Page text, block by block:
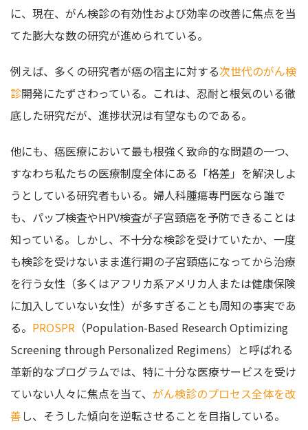
に、現在、がん検診の有効性および効率の改善に焦点を当
てた膨大な数の研究が進められている。
例えば、多くの研究者が癌の宿主に対する次世代のがん検
診開発にたずさわっている。これは、忍耐と根気のいる徹
底した研究だが、進捗状況は有望なものである。
他にも、癌医療において最も根強く致命的な問題の一つ、
すなわち私たちの医療制度全体にある「格差」を解決しよ
うとしている研究者もいる。婦人科腫瘍専門医なら誰で
も、パップ検査やHPV検査が子宮頸癌を予防できることは
知っている。しかし、不十分な検診を受けていたか、一度
も検診を受けないまま進行期の子宮頸癌になってから治療
を行う女性（多くはアフリカ系アメリカ人または健康保険
に加入していない女性）が多すぎることも周知の事実であ
る。 PROSPR （Population-Based Research Optimizing
Screening through Personalized Regimens）と呼ばれる
革新的なプログラムでは、特に十分な医療サービスを受け
ていない人々に焦点を当て、 がん検診のプロセス全体を改
善し、そうした傾向を逆転させることを目指している。